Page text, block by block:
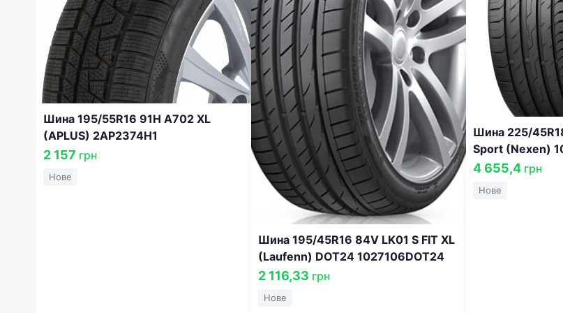
Шина 195/55R16 91H A702 XL
(APLUS) 2AP2374H1
2 157 грн
Нове
Шина 195/45R16 84V LK01 S FIT XL
(Laufenn) DOT24 1027106DOT24
2 116,33 грн
Нове
Шина 225/
Sport (Nexen)
4 655,4 грн
Нове